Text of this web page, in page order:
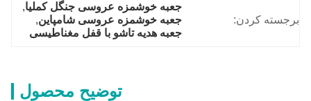
برجسته کردن:
جعبه خوشمزه عروسی جنگل کملیا,
جعبه خوشمزه عروسی شامپاین,
جعبه هدیه تاشو با قفل مغناطیسی
توضیح محصول